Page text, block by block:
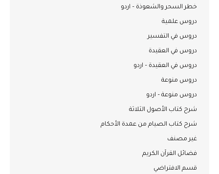
خطر السحر والشعوذة – اردو
دروس علمية
دروس في التفسير
دروس في العقيدة
دروس في العقيدة – اردو
دروس منوعة
دروس منوعة – اردو
شرح كتاب الأصول الثلاثة
شرح كتاب الصيام من عمدة الأحكام
غير مصنف
فضائل القرآن الكريم
قسم الافتراضي